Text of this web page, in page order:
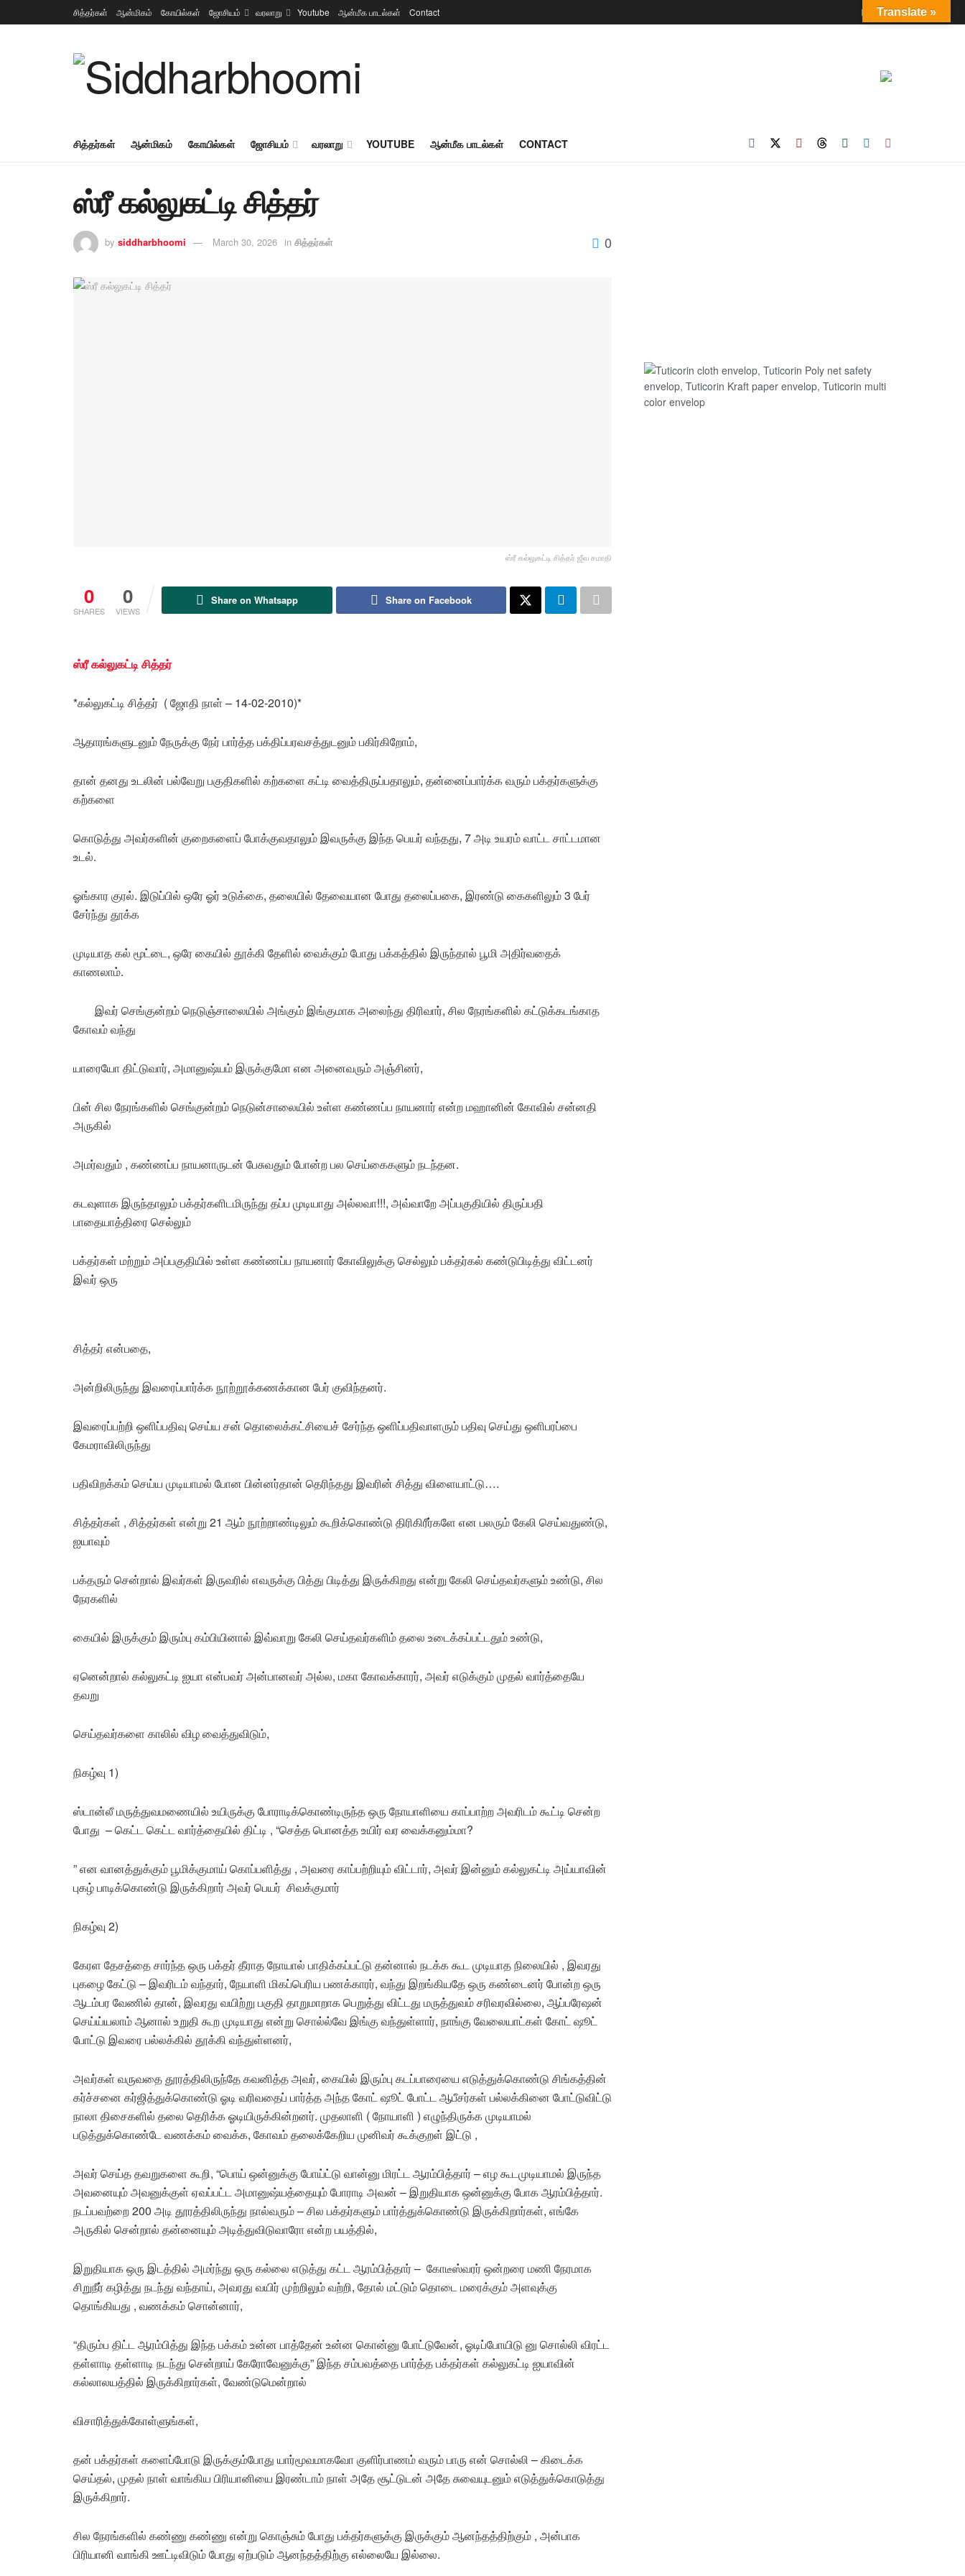
சித்தர்கள் ஆன்மிகம் கோயில்கள் ஜோசியம் வரலாறு Youtube ஆன்மீக பாடல்கள் Contact Login
சித்தர்கள் ஆன்மிகம் கோயில்கள் ஜோசியம் வரலாறு YOUTUBE ஆன்மீக பாடல்கள் CONTACT
ஸ்ரீ கல்லுகட்டி சித்தர்
by siddharbhoomi March 30, 2026 in சித்தர்கள் 0
ஸ்ரீ கல்லுகட்டி சித்தர் ஜீவ சமாதி
0
SHARES
0
VIEWS
Share on Whatsapp Share on Facebook
ஸ்ரீ கல்லுகட்டி சித்தர்
*கல்லுகட்டி சித்தர் ( ஜோதி நாள் – 14-02-2010)*
ஆதாரங்களுடனும் நேருக்கு நேர் பார்த்த பக்திப்பரவசத்துடனும் பகிர்கிறோம்,
தான் தனது உடலின் பல்வேறு பகுதிகளில் கற்களை கட்டி வைத்திருப்பதாலும், தன்னைப்பார்க்க வரும் பக்தர்களுக்கு
கற்களை
கொடுத்து அவர்களின் குறைகளைப் போக்குவதாலும் இவருக்கு இந்த பெயர் வந்தது, 7 அடி உயரம் வாட்ட சாட்டமான
உடல்.
ஓங்கார குரல். இடுப்பில் ஒரே ஓர் உடுக்கை, தலையில் தேவையான போது தலைப்பகை, இரண்டு கைகளிலும் 3 பேர்
சேர்ந்து தூக்க
முடியாத கல் மூட்டை, ஒரே கையில் தூக்கி தேளில் வைக்கும் போது பக்கத்தில் இருந்தால் பூமி அதிர்வதைக்
காணலாம்.
இவர் செங்குன்றம் நெடுஞ்சாலையில் அங்கும் இங்குமாக அலைந்து திரிவார், சில நேரங்களில் கட்டுக்கடங்காத
கோவம் வந்து
யாரையோ திட்டுவார், அமானுஷ்யம் இருக்குமோ என அனைவரும் அஞ்சினர்,
பின் சில நேரங்களில் செங்குன்றம் நெடுன்சாலையில் உள்ள கண்ணப்ப நாயனார் என்ற மஹானின் கோவில் சன்னதி
அருகில்
அமர்வதும் , கண்ணப்ப நாயனாருடன் பேசுவதும் போன்ற பல செய்கைகளும் நடந்தன.
கடவுளாக இருந்தாலும் பக்தர்களிடமிருந்து தப்ப முடியாது அல்லவா!!!, அவ்வாறே அப்பகுதியில் திருப்பதி
பாதையாத்திரை செல்லும்
பக்தர்கள் மற்றும் அப்பகுதியில் உள்ள கண்ணப்ப நாயனார் கோவிலுக்கு செல்லும் பக்தர்கல் கண்டுபிடித்து விட்டனர்
இவர் ஒரு
சித்தர் என்பதை,
அன்றிலிருந்து இவரைப்பார்க்க நூற்றூக்கணக்கான பேர் குவிந்தனர்.
இவரைப்பற்றி ஒளிப்பதிவு செய்ய சன் தொலைக்கட்சியைச் சேர்ந்த ஒளிப்பதிவாளரும் பதிவு செய்து ஒளிபரப்பை
கேமராவிலிருந்து
பதிவிறக்கம் செய்ய முடியாமல் போன பின்னர்தான் தெரிந்தது இவரின் சித்து விளையாட்டு….
சித்தர்கள் , சித்தர்கள் என்று 21 ஆம் நூற்றாண்டிலும் கூறிக்கொண்டு திரிகிரீர்களே என பலரும் கேலி செய்வதுண்டு,
ஐயாவும்
பக்தரும் சென்றால் இவர்கள் இருவரில் எவருக்கு பித்து பிடித்து இருக்கிறது என்று கேலி செய்தவர்களும் உண்டு, சில
நேரகளில்
கையில் இருக்கும் இரும்பு கம்பியினால் இவ்வாறு கேலி செய்தவர்களிம் தலை உடைக்கப்பட்டதும் உண்டு,
ஏனென்றால் கல்லுகட்டி ஐயா என்பவர் அன்பானவர் அல்ல, மகா கோவக்காரர், அவர் எடுக்கும் முதல் வார்த்தையே
தவறு
செய்தவர்களை காலில் விழ வைத்துவிடும்,
நிகழ்வு 1)
ஸ்டான்லீ மருத்துவமணையில் உயிருக்கு போராடிக்கொண்டிருந்த ஒரு நோயாளியை காப்பாற்ற அவரிடம் கூட்டி சென்ற
போது – கெட்ட கெட்ட வார்த்தையில் திட்டி , “செத்த பொனத்த உயிர் வர வைக்கனும்மா?
” என வானத்துக்கும் பூமிக்குமாய் கொப்பளித்து , அவரை காப்பற்றியும் விட்டார், அவர் இன்னும் கல்லுகட்டி அய்யாவின்
புகழ் பாடிக்கொண்டு இருக்கிறார் அவர் பெயர் சிவக்குமார்
நிகழ்வு 2)
கேரள தேசத்தை சார்ந்த ஒரு பக்தர் தீராத நோயால் பாதிக்கப்பட்டு தன்னால் நடக்க கூட முடியாத நிலையில் , இவரது
புகழை கேட்டு – இவரிடம் வந்தார், நேயாளி மிகப்பெரிய பணக்காரர், வந்து இறங்கியதே ஒரு கண்டைனர் போன்ற ஒரு
ஆடம்பர வேணில் தான், இவரது வயிற்று பகுதி தாறுமாறாக பெறுத்து விட்டது மருத்துவம் சரிவரவில்லை, ஆப்பரேஷன்
செய்ய்யலாம் ஆனால் உறுதி கூற முடியாது என்று சொல்ல்வே இங்கு வந்துள்ளார், நாங்கு வேலையாட்கள் கோட் ஷூட்
போட்டு இவரை பல்லக்கில் தூக்கி வந்துள்ளனர்,
அவர்கள் வருவதை தூரத்திலிருந்தே கவனித்த அவர், கையில் இரும்பு கடப்பாரையை எடுத்துக்கொண்டு சிங்கத்தின்
கர்ச்சனை கர்ஜித்துக்கொண்டு ஓடி வரிவதைப் பார்த்த அந்த கோட் ஷூட் போட்ட ஆபீசர்கள் பல்லக்கினை போட்டுவிட்டு
நாலா திசைகளில் தலை தெரிக்க ஓடியிருக்கின்றனர். முதலாளி ( நோயாளி ) எழுந்திருக்க முடியாமல்
படுத்துக்கொண்டே வணக்கம் வைக்க, கோவம் தலைக்கேறிய முனிவர் கூக்குறள் இட்டு ,
அவர் செய்த தவறுகளை கூறி, “பொய் ஒன்னுக்கு போய்ட்டு வான்னு மிரட்ட ஆரம்பித்தார் – எழ கூடமுடியாமல் இருந்த
அவனையும் அவனுக்குள் ஏவப்பட்ட அமானுஷ்யத்தையும் போராடி அவன் – இறுதியாக ஒன்னுக்கு போக ஆரம்பித்தார்.
நடப்பவற்றை 200 அடி தூரத்திலிருந்து நால்வரும் – சில பக்தர்களும் பார்த்துக்கொண்டு இருக்கிறார்கள், எங்கே
அருகில் சென்றால் தன்னையும் அடித்துவிடுவாரோ என்ற பயத்தில்,
இறுதியாக ஒரு இடத்தில் அமர்ந்து ஒரு கல்லை எடுத்து கட்ட ஆரம்பித்தார் – கோடீஸ்வரர் ஒன்றரை மணி நேரமாக
சிறுநீர் கழித்து நடந்து வந்தாய், அவரது வயிர் முற்றிலும் வற்றி, தோல் மட்டும் தொடை மரைக்கும் அளவுக்கு
தொங்கியது , வணக்கம் சொன்னார்,
“திரும்ப திட்ட ஆரம்பித்து இந்த பக்கம் உன்ன பாத்தேன் உன்ன கொன்னு போட்டுவேன், ஓடிப்போயிடு னு சொல்லி விரட்ட
தள்ளாடி தள்ளாடி நடந்து சென்றாய் கேரோவேனுக்கு” இந்த சம்பவத்தை பார்த்த பக்தர்கள் கல்லுகட்டி ஐயாவின்
கல்லாலயத்தில் இருக்கிறார்கள், வேண்டுமென்றால்
விசாரித்துக்கோள்ளுங்கள்,
தன் பக்தர்கள் களைப்போடு இருக்கும்போது யார்மூவமாகவோ குளிர்பாணம் வரும் பாரு என் சொல்லி – கிடைக்க
செய்தல், முதல் நாள் வாங்கிய பிரியானியை இரண்டாம் நாள் அதே சூட்டுடன் அதே சுவையுடனும் எடுத்துக்கொடுத்து
இருக்கிறார்.
சில நேரங்களில் கண்ணு கண்ணு என்று கொஞ்சும் போது பக்தர்களுக்கு இருக்கும் ஆனந்தத்திற்கும் , அன்பாக
பிரியானி வாங்கி ஊட்டிவிடும் போது ஏற்படும் ஆனந்தத்திற்கு எல்லையே இல்லை.
Translate »